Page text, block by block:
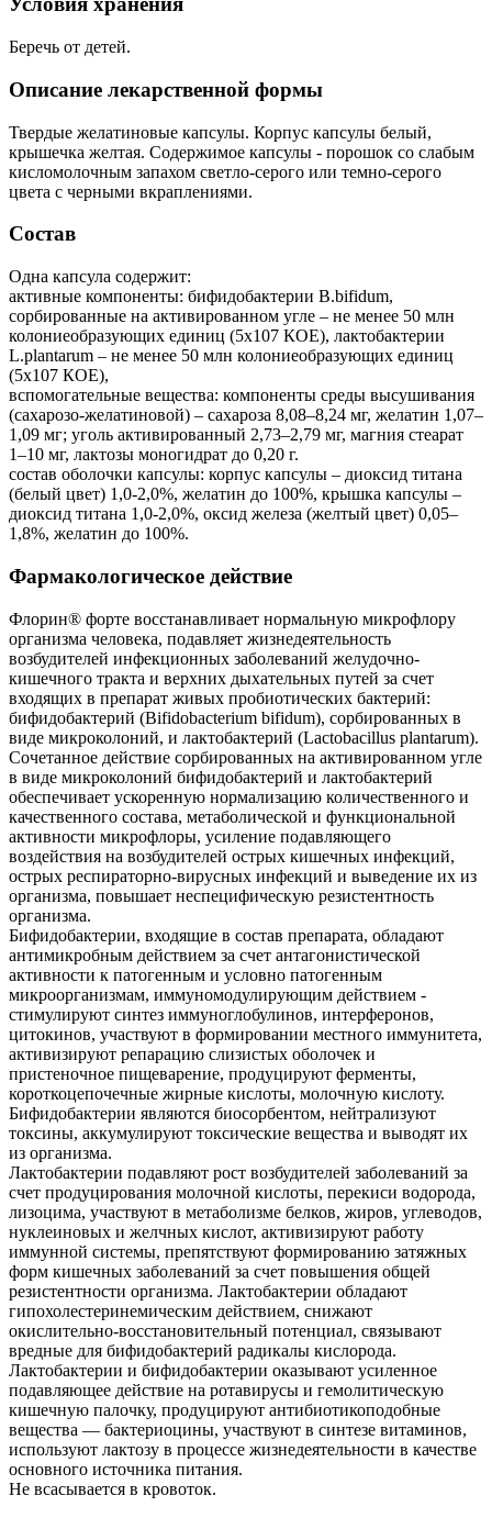
Беречь от детей.
Описание лекарственной формы
Твердые желатиновые капсулы. Корпус капсулы белый,
крышечка желтая. Содержимое капсулы - порошок со слабым
кисломолочным запахом светло-серого или темно-серого
цвета с черными вкраплениями.
Состав
Одна капсула содержит:
активные компоненты: бифидобактерии B.bifidum,
сорбированные на активированном угле – не менее 50 млн
колониеобразующих единиц (5х107 КОЕ), лактобактерии
L.plantarum – не менее 50 млн колониеобразующих единиц
(5х107 КОЕ),
вспомогательные вещества: компоненты среды высушивания
(сахарозо-желатиновой) – сахароза 8,08–8,24 мг, желатин 1,07–
1,09 мг; уголь активированный 2,73–2,79 мг, магния стеарат
1–10 мг, лактозы моногидрат до 0,20 г.
состав оболочки капсулы: корпус капсулы – диоксид титана
(белый цвет) 1,0-2,0%, желатин до 100%, крышка капсулы –
диоксид титана 1,0-2,0%, оксид железа (желтый цвет) 0,05–
1,8%, желатин до 100%.
Фармакологическое действие
Флорин® форте восстанавливает нормальную микрофлору
организма человека, подавляет жизнедеятельность
возбудителей инфекционных заболеваний желудочно-
кишечного тракта и верхних дыхательных путей за счет
входящих в препарат живых пробиотических бактерий:
бифидобактерий (Bifidobacterium bifidum), сорбированных в
виде микроколоний, и лактобактерий (Lactobacillus plantarum).
Сочетанное действие сорбированных на активированном угле
в виде микроколоний бифидобактерий и лактобактерий
обеспечивает ускоренную нормализацию количественного и
качественного состава, метаболической и функциональной
активности микрофлоры, усиление подавляющего
воздействия на возбудителей острых кишечных инфекций,
острых респираторно-вирусных инфекций и выведение их из
организма, повышает неспецифическую резистентность
организма.
Бифидобактерии, входящие в состав препарата, обладают
антимикробным действием за счет антагонистической
активности к патогенным и условно патогенным
микроорганизмам, иммуномодулирующим действием -
стимулируют синтез иммуноглобулинов, интерферонов,
цитокинов, участвуют в формировании местного иммунитета,
активизируют репарацию слизистых оболочек и
пристеночное пищеварение, продуцируют ферменты,
короткоцепочечные жирные кислоты, молочную кислоту.
Бифидобактерии являются биосорбентом, нейтрализуют
токсины, аккумулируют токсические вещества и выводят их
из организма.
Лактобактерии подавляют рост возбудителей заболеваний за
счет продуцирования молочной кислоты, перекиси водорода,
лизоцима, участвуют в метаболизме белков, жиров, углеводов,
нуклеиновых и желчных кислот, активизируют работу
иммунной системы, препятствуют формированию затяжных
форм кишечных заболеваний за счет повышения общей
резистентности организма. Лактобактерии обладают
гипохолестеринемическим действием, снижают
окислительно-восстановительный потенциал, связывают
вредные для бифидобактерий радикалы кислорода.
Лактобактерии и бифидобактерии оказывают усиленное
подавляющее действие на ротавирусы и гемолитическую
кишечную палочку, продуцируют антибиотикоподобные
вещества — бактериоцины, участвуют в синтезе витаминов,
используют лактозу в процессе жизнедеятельности в качестве
основного источника питания.
Не всасывается в кровоток.